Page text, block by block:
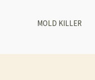
MOLD KILLER